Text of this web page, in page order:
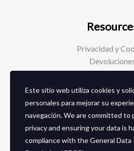
Privacidad y
Social
Facebook
Instagram
Este sitio web utiliza cookies y
personales para mejorar su
navegación. We are committed
privacy and ensuring your data is
compliance with theGeneral